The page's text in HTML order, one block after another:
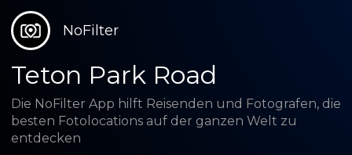
NoFilter
Teton Park Road
Die NoFilter App hilft Reisenden und Fotografen, die
besten Fotolocations auf der ganzen Welt zu
entdecken